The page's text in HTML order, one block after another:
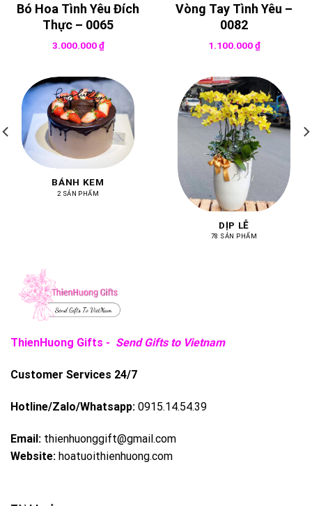
Bó Hoa Tình Yêu Đích
Thực – 0065
3.000.000₫
Vòng Tay Tình Yêu –
0082
1.100.000₫
BÁNH KEM
2 SẢN PHẨM
DỊP LỄ
78 SẢN PHẨM
ThienHuong Gifts - Send Gifts to Vietnam
Customer Services 24/7
Hotline/Zalo/Whatsapp: 0915.14.54.39
Email: thienhuonggift@gmail.com
Website: hoatuoithienhuong.com